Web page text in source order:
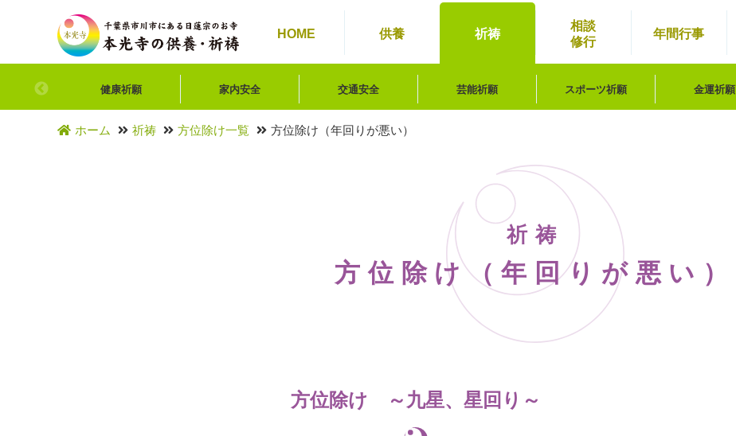
HOME 供養 祈祷
相談
修行
年間行事
健康祈願 家内安全 交通安全 芸能祈願 スポーツ祈願 金運祈願
ホーム 祈祷 方位除け一覧 方位除け（年回りが悪い）
祈祷
方位除け（年回りが悪い）
方位除け ～九星、星回り～